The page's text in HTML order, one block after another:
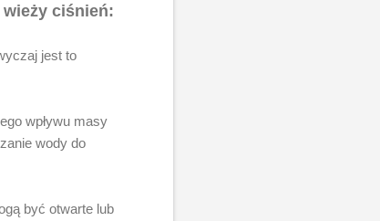
wieży ciśnień:
jest to
wpływu masy
wody do
być otwarte lub